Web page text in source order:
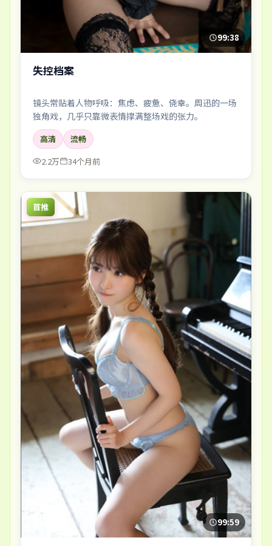
99:38
失控档案
镜头常贴着人物呼吸：焦虑、疲惫、侥幸。周迅的一场
独角戏，几乎只靠微表情撑满整场戏的张力。
高清
流畅
2.2万
34个月前
首推
99:59